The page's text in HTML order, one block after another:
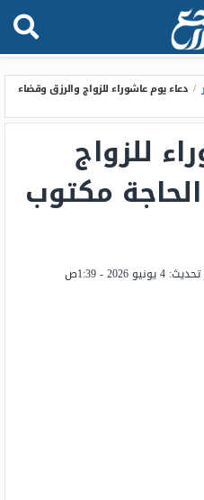
/ دعاء يوم عاشوراء للزواج والرزق وقضاء
للزواج
مكتوب
تحديث: 4 يونيو 2026 - 1:39ص